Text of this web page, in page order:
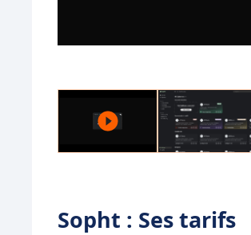
Sopht : Ses tarifs